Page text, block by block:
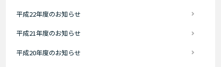
平成22年度のお知らせ
平成21年度のお知らせ
平成20年度のお知らせ